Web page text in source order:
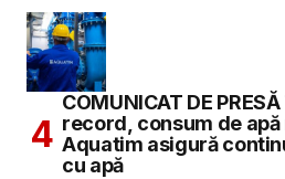
COMUNICAT DE
record, consum de
Aquatim asigură
cu apă